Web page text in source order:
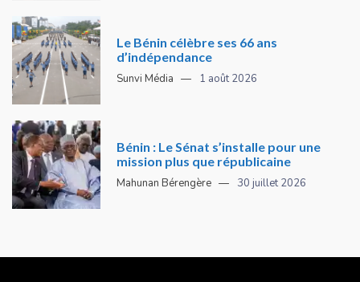
Le Bénin célèbre ses 66 ans
d’indépendance
Sunvi Média 1 août 2026
Bénin : Le Sénat s’installe pour une
mission plus que républicaine
Mahunan Bérengère 30 juillet 2026